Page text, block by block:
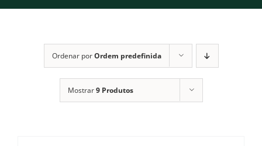
Ordenar porOrdem predefinida
Mostrar9 Produtos